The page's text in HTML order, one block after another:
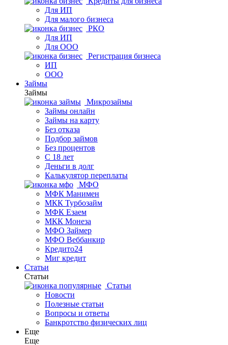
Для ИП
Для малого бизнеса
РКО
Для ИП
Для ООО
Регистрация бизнеса
ИП
ООО
Займы
Займы
Микрозаймы
Займы онлайн
Займы на карту
Без отказа
Подбор займов
Без процентов
С 18 лет
Деньги в долг
Калькулятор переплаты
МФО
МФК Манимен
МКК Турбозайм
МФК Езаем
МКК Монеза
МФО Займер
МФО Веббанкир
Кредито24
Миг кредит
Статьи
Статьи
Статьи
Новости
Полезные статьи
Вопросы и ответы
Банкротство физических лиц
Еще
Еще